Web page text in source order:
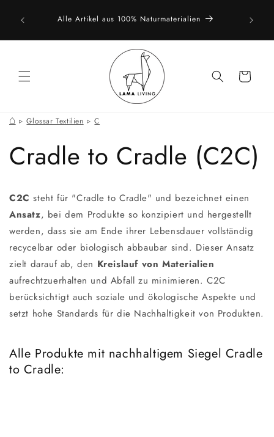
zum
Inhalt
gern
Alle Artikel aus 100% Naturmaterialien
Warenkorb
⌂ Glossar Textilien C
Cradle to Cradle (C2C)
C2C steht für "Cradle to Cradle" und bezeichnet einen
Ansatz, bei dem Produkte so konzipiert und hergestellt
werden, dass sie am Ende ihrer Lebensdauer vollständig
recycelbar oder biologisch abbaubar sind. Dieser Ansatz
zielt darauf ab, den Kreislauf von Materialien
aufrechtzuerhalten und Abfall zu minimieren. C2C
berücksichtigt auch soziale und ökologische Aspekte und
setzt hohe Standards für die Nachhaltigkeit von Produkten.
Alle Produkte mit nachhaltigem Siegel Cradle
to Cradle: